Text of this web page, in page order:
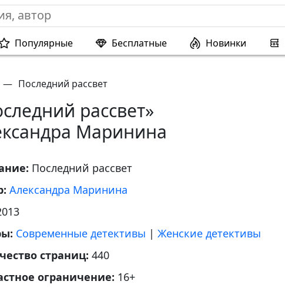
Популярные Бесплатные Новинки
— Последний рассвет
рассвет»
Маринина
Последний рассвет
Александра Маринина
Современные детективы | Женские детективы
страниц: 440
ограничение: 16+